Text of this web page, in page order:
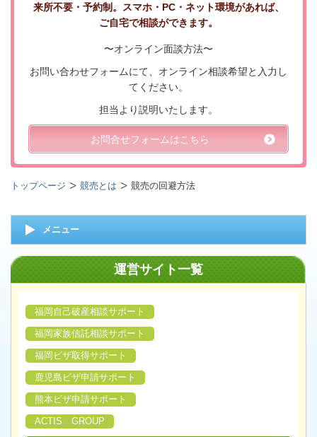
来所不要・予約制。スマホ・PC・ネット環境があれば、
ご自宅で相談ができます。
〜オンライン面談方法〜
お問い合わせフォームにて、オンライン相談希望と入力し
てください。
担当より説明いたします。
お問合せフォームはこちら
トップページ 競売とは 競売の回避方法
メニュー
運営サイト一覧
福岡自己破産相談サポート
福岡家族信託相談サポート
福岡ビザ取得サポート
鹿児島ビザ申請サポート
熊本ビザ申請サポート
ACTIS GROUP